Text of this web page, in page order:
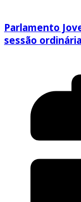
Parlamento
sessão